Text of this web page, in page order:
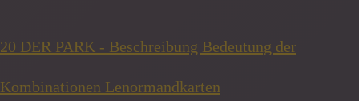
20 DER PARK - Beschreibung Bedeutung der
Kombinationen Lenormandkarten